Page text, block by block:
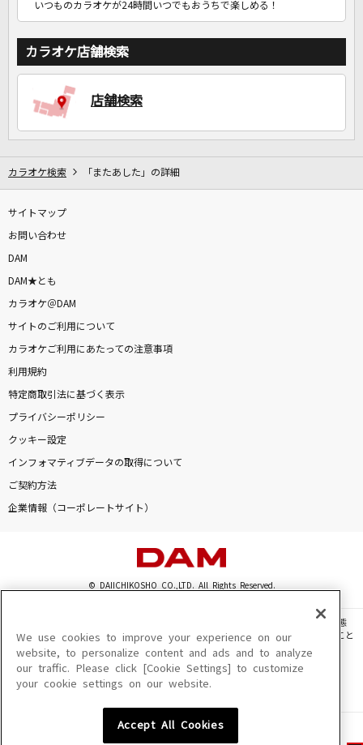
いつものカラオケが24時間いつでもおうちで楽しめる！
カラオケ店舗検索
店舗検索
カラオケ検索 「またあした」の詳細
サイトマップ
お問い合わせ
DAM
DAM★とも
カラオケ＠DAM
サイトのご利用について
カラオケご利用にあたっての注意事項
利用規約
特定商取引法に基づく表示
プライバシーポリシー
クッキー設定
インフォマティブデータの取得について
ご契約方法
企業情報（コーポレートサイト）
© DAIICHIKOSHO CO.,LTD. All Rights Reserved.
このサイトに掲載されている一切の文章・画像・写真・動画・音声等を、手段や形態
を問わず、著作権法の定める範囲を超えて無断で複製、転載、ファイル化などすること
を禁じます。
楽曲及びコンテンツは、機種によりご利用いただけない場合があります。
楽曲及びコンテンツの配信日、配信内容が変更になる場合があります。
We use cookies to improve your experience on our
website, to personalize content and ads and to analyze
our traffic. Please click [Cookie Settings] to customize
your cookie settings on our website.
Accept All Cookies